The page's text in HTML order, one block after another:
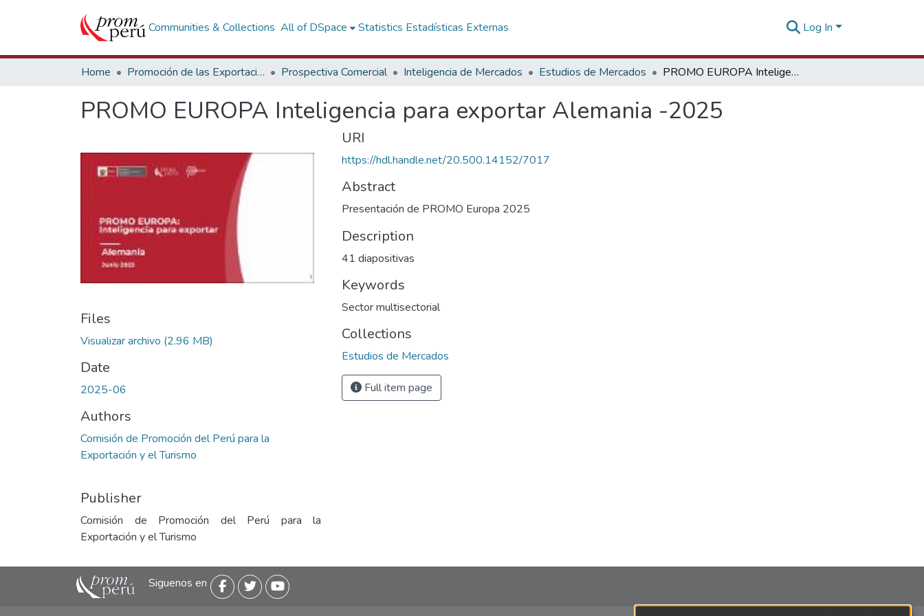
Communities & Collections All of DSpace Statistics Estadísticas Externas Log In
Home Promoción de las Exportaciones Prospectiva Comercial Inteligencia de Mercados Estudios de Mercados PROMO EUROPA Inteligencia para exportar Alemania -2025
PROMO EUROPA Inteligencia para exportar Alemania -2025
Files
Visualizar archivo (2.96 MB)
Date
2025-06
Authors
Comisión de Promoción del Perú para la
Exportación y el Turismo
Publisher
Comisión de Promoción del Perú para la
Exportación y el Turismo
URI
https://hdl.handle.net/20.500.14152/7017
Abstract
Presentación de PROMO Europa 2025
Description
41 diapositivas
Keywords
Sector multisectorial
Collections
Estudios de Mercados
Full item page
Siguenos en